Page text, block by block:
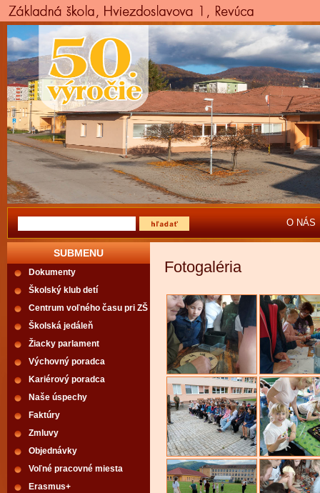
O NÁS
SUBMENU
Dokumenty
Školský klub detí
Centrum voľného času pri ZŠ
Školská jedáleň
Žiacky parlament
Výchovný poradca
Kariérový poradca
Naše úspechy
Faktúry
Zmluvy
Objednávky
Voľné pracovné miesta
Erasmus+
Fotogaléria